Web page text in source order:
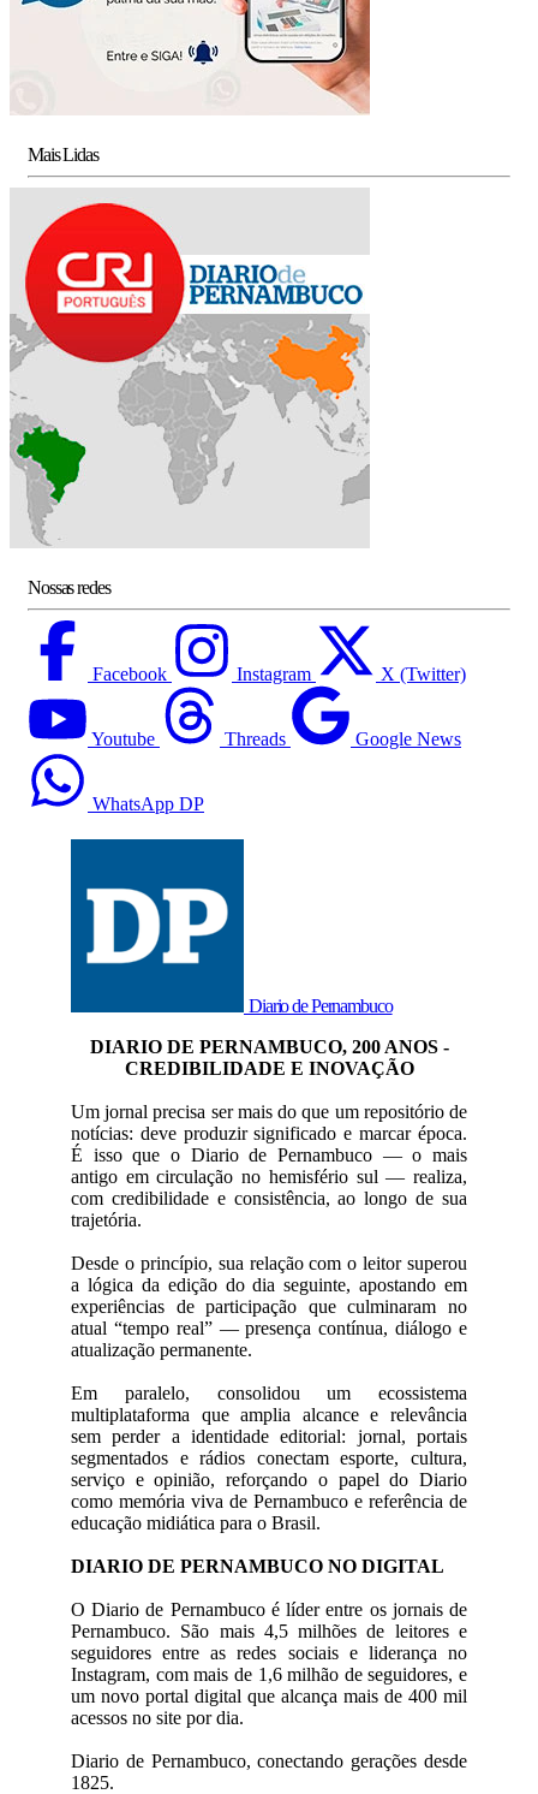
Mais Lidas
Nossas redes
Facebook Instagram X (Twitter)
Youtube Threads Google News
WhatsApp DP
Diario de Pernambuco
DIARIO DE PERNAMBUCO, 200 ANOS -
CREDIBILIDADE E INOVAÇÃO
Um jornal precisa ser mais do que um repositório de
notícias: deve produzir significado e marcar época.
É isso que o Diario de Pernambuco — o mais
antigo em circulação no hemisfério sul — realiza,
com credibilidade e consistência, ao longo de sua
trajetória.
Desde o princípio, sua relação com o leitor superou
a lógica da edição do dia seguinte, apostando em
experiências de participação que culminaram no
atual “tempo real” — presença contínua, diálogo e
atualização permanente.
Em paralelo, consolidou um ecossistema
multiplataforma que amplia alcance e relevância
sem perder a identidade editorial: jornal, portais
segmentados e rádios conectam esporte, cultura,
serviço e opinião, reforçando o papel do Diario
como memória viva de Pernambuco e referência de
educação midiática para o Brasil.
DIARIO DE PERNAMBUCO NO DIGITAL
O Diario de Pernambuco é líder entre os jornais de
Pernambuco. São mais 4,5 milhões de leitores e
seguidores entre as redes sociais e liderança no
Instagram, com mais de 1,6 milhão de seguidores, e
um novo portal digital que alcança mais de 400 mil
acessos no site por dia.
Diario de Pernambuco, conectando gerações desde
1825.